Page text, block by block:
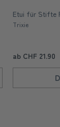
Etui für Stifte
Trixie
ab CHF 21.90